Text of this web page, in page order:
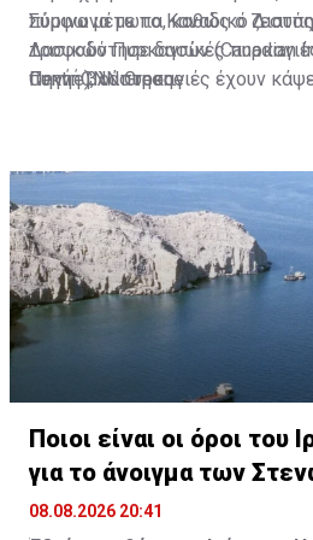
πύρινα μέτωπα, καθώς ο ζεστός
τροφοδότησε δασικές
πυκνή βλάστηση.
Σύμφωνα με το Καναδικό
Δασικών Πυρκαγιών (Canadian
Centre), οι πυρκαγιές έχουν
Πηγή: CNN Greece
Ποιοι είναι οι όροι του
για το άνοιγμα των
08.08.2026 20:41